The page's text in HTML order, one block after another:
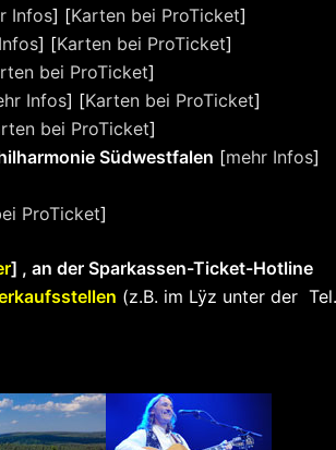
Infos] [Karten bei ProTicket]
] [Karten bei ProTicket]
bei ProTicket]
Infos] [Karten bei ProTicket]
bei ProTicket]
Südwestfalen [mehr Infos]
ProTicket]
] , an der Sparkassen-Ticket-Hotline
(z.B. im Lÿz unter der Tel.